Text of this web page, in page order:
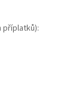
příplatků):